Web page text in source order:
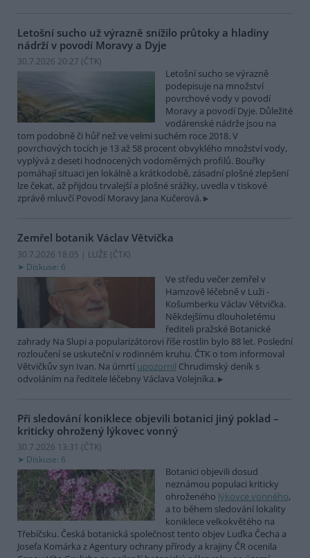
Letošní sucho už výrazně snížilo průtoky a hladiny
nádrží v povodí Moravy a Dyje
30.7.2026 20:27 (ČTK)
Letošní sucho se výrazně
podepisuje na množství
povrchové vody v povodí
Moravy a povodí Dyje. Důležité
vodárenské nádrže jsou na
tom podobně či hůř než ve velmi suchém roce 2018. V
povrchových tocích je 13 až 58 procent obvyklého množství vody,
vyplývá z deseti hodnocených vodoměrných profilů. Bouřky
pomáhají situaci jen lokálně a krátkodobě, zásadní plošné zlepšení
lze čekat, až přijdou trvalejší a plošné srážky, uvedla v tiskové
zprávě mluvčí Povodí Moravy Jana Kučerová.
Zemřel botanik Václav Větvička
30.7.2026 18:05 | LUŽE (ČTK)
Diskuse: 6
Ve středu večer zemřel v
Hamzově léčebně v Luži -
Košumberku Václav Větvička.
Někdejšímu dlouholetému
řediteli pražské Botanické
zahrady Na Slupi a popularizátorovi říše rostlin bylo 88 let. Poslední
rozloučení se uskuteční v rodinném kruhu. ČTK o tom informoval
Větvičkův syn Ivan. Na úmrtí upozornil Chrudimský deník s
odvoláním na ředitele léčebny Václava Volejníka.
Při sledování koniklece objevili botanici jiný poklad –
kriticky ohrožený lýkovec vonný
30.7.2026 13:31 (ČTK)
Diskuse: 6
Botanici objevili dosud
neznámou populaci kriticky
ohroženého lýkovce vonného,
a to během sledování lokality
koniklece velkokvětého na
Třebíčsku. Česká botanická společnost tento objev Luďka Čecha a
Josefa Komárka z Agentury ochrany přírody a krajiny ČR ocenila